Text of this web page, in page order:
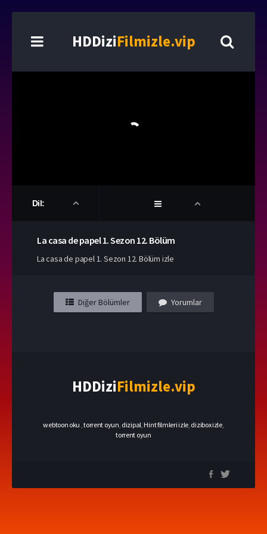
HDDiziFilmizle.vip
Dil:
La casa de papel 1. Sezon 12. Bölüm
La casa de papel 1. Sezon 12. Bölüm izle
Diğer Bölümler Yorumlar
HDDiziFilmizle.vip
webtoon oku ,torrent oyun dizipal Hint filmleri izle dizibox izle,
torrent oyun